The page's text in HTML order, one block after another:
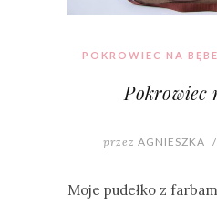
POKROWIEC NA
Pokrowiec
przez AGNIESZKA /
Moje pudełko z